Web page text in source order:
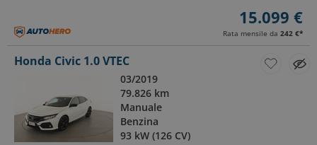
15.099 €
Rata mensile da 242 €*
Honda Civic 1.0 VTEC
03/2019
79.826 km
Manuale
Benzina
93 kW (126 CV)